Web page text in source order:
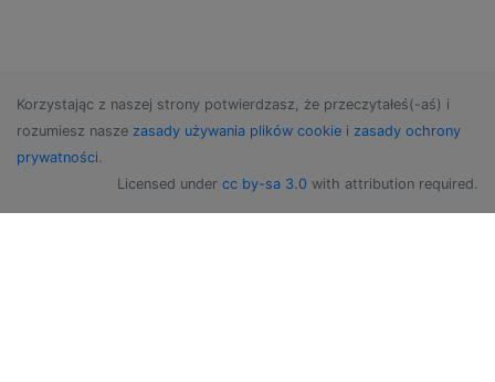
Korzystając z naszej strony potwierdzasz, że przeczytałeś(-aś) i
rozumiesz nasze zasady używania plików cookie i zasady ochrony
prywatności.
Licensed under cc by-sa 3.0 with attribution required.